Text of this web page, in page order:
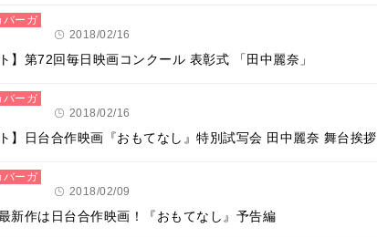
バーガ
2018/02/16
】第72回毎日映画コンクール 表彰式 「田中麗奈」
バーガ
2018/02/16
ト】日台合作映画『おもてなし』特別試写会 田中麗奈 舞台挨拶
バーガ
2018/02/09
新作は日台合作映画！『おもてなし』予告編